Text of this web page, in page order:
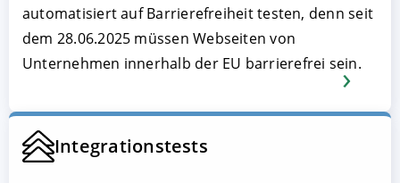
automatisiert auf Barrierefreiheit testen, denn seit
dem 28.06.2025 müssen Webseiten von
Unternehmen innerhalb der EU barrierefrei sein.
Integrationstests